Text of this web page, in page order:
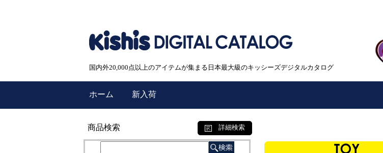
国内外20,000点以上のアイテムが集まる日本最大級のキッシーズデジタルカタログ
ホーム 新入荷
商品検索 詳細検索